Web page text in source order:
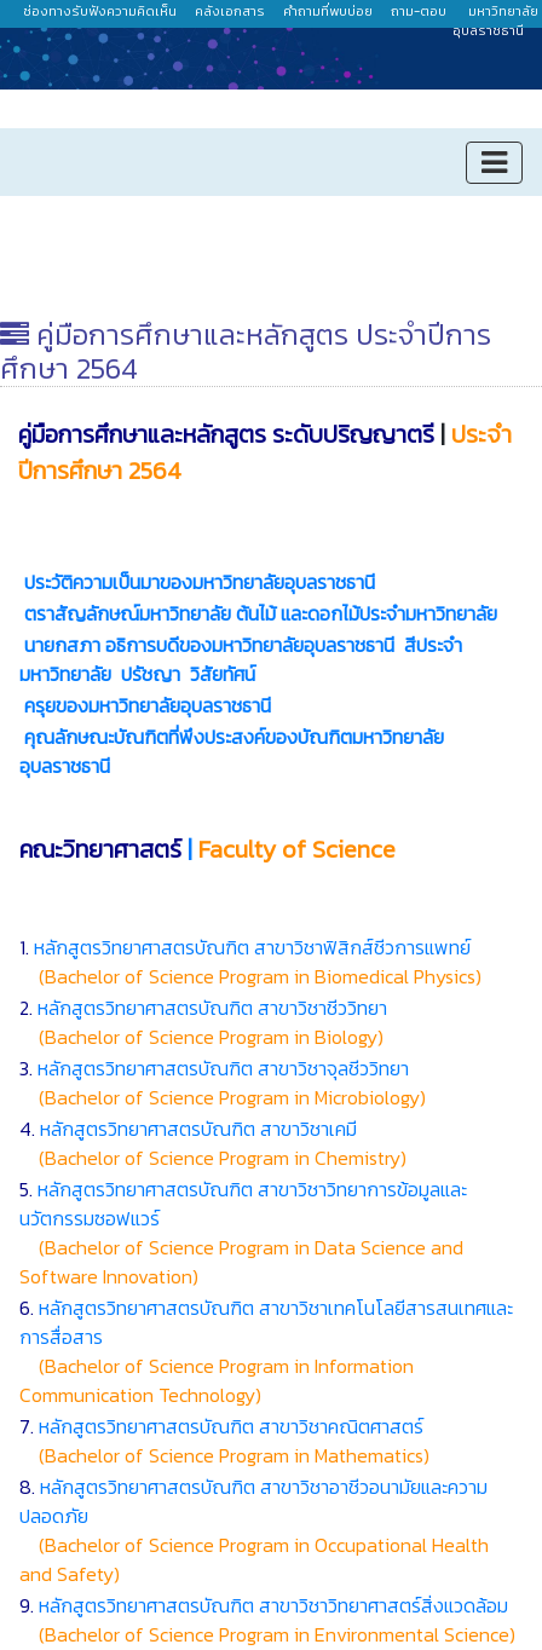
ช่องทางรับฟังความคิดเห็น คลังเอกสาร คำถามที่พบบ่อย ถาม-ตอบ
มหาวิทยาลัย
อุบลราชธานี
คู่มือการศึกษาและหลักสูตร ประจำปีการ
ศึกษา 2564
คู่มือการศึกษาและหลักสูตร ระดับปริญญาตรี | ประจำ
ปีการศึกษา 2564
ประวัติความเป็นมาของมหาวิทยาลัยอุบลราชธานี
ตราสัญลักษณ์มหาวิทยาลัย ต้นไม้ และดอกไม้ประจำมหาวิทยาลัย
นายกสภา อธิการบดีของมหาวิทยาลัยอุบลราชธานี สีประจำ
มหาวิทยาลัย ปรัชญา วิสัยทัศน์
ครุยของมหาวิทยาลัยอุบลราชธานี
คุณลักษณะบัณฑิตที่พึงประสงค์ของบัณฑิตมหาวิทยาลัย
อุบลราชธานี
คณะวิทยาศาสตร์| Faculty of Science
1. หลักสูตรวิทยาศาสตรบัณฑิต สาขาวิชาฟิสิกส์ชีวการแพทย์
(Bachelor of Science Program in Biomedical Physics)
2. หลักสูตรวิทยาศาสตรบัณฑิต สาขาวิชาชีววิทยา
(Bachelor of Science Program in Biology)
3. หลักสูตรวิทยาศาสตรบัณฑิต สาขาวิชาจุลชีววิทยา
(Bachelor of Science Program in Microbiology)
4. หลักสูตรวิทยาศาสตรบัณฑิต สาขาวิชาเคมี
(Bachelor of Science Program in Chemistry)
5. หลักสูตรวิทยาศาสตรบัณฑิต สาขาวิชาวิทยาการข้อมูลและ
นวัตกรรมซอฟแวร์
(Bachelor of Science Program in Data Science and
Software Innovation)
6. หลักสูตรวิทยาศาสตรบัณฑิต สาขาวิชาเทคโนโลยีสารสนเทศและ
การสื่อสาร
(Bachelor of Science Program in Information
Communication Technology)
7. หลักสูตรวิทยาศาสตรบัณฑิต สาขาวิชาคณิตศาสตร์
(Bachelor of Science Program in Mathematics)
8. หลักสูตรวิทยาศาสตรบัณฑิต สาขาวิชาอาชีวอนามัยและความ
ปลอดภัย
(Bachelor of Science Program in Occupational Health
and Safety)
9. หลักสูตรวิทยาศาสตรบัณฑิต สาขาวิชาวิทยาศาสตร์สิ่งแวดล้อม
(Bachelor of Science Program in Environmental Science)